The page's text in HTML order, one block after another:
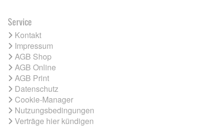
Service
Kontakt
Impressum
AGB Shop
AGB Online
AGB Print
Datenschutz
Cookie-Manager
Nutzungsbedingungen
Verträge hier kündigen